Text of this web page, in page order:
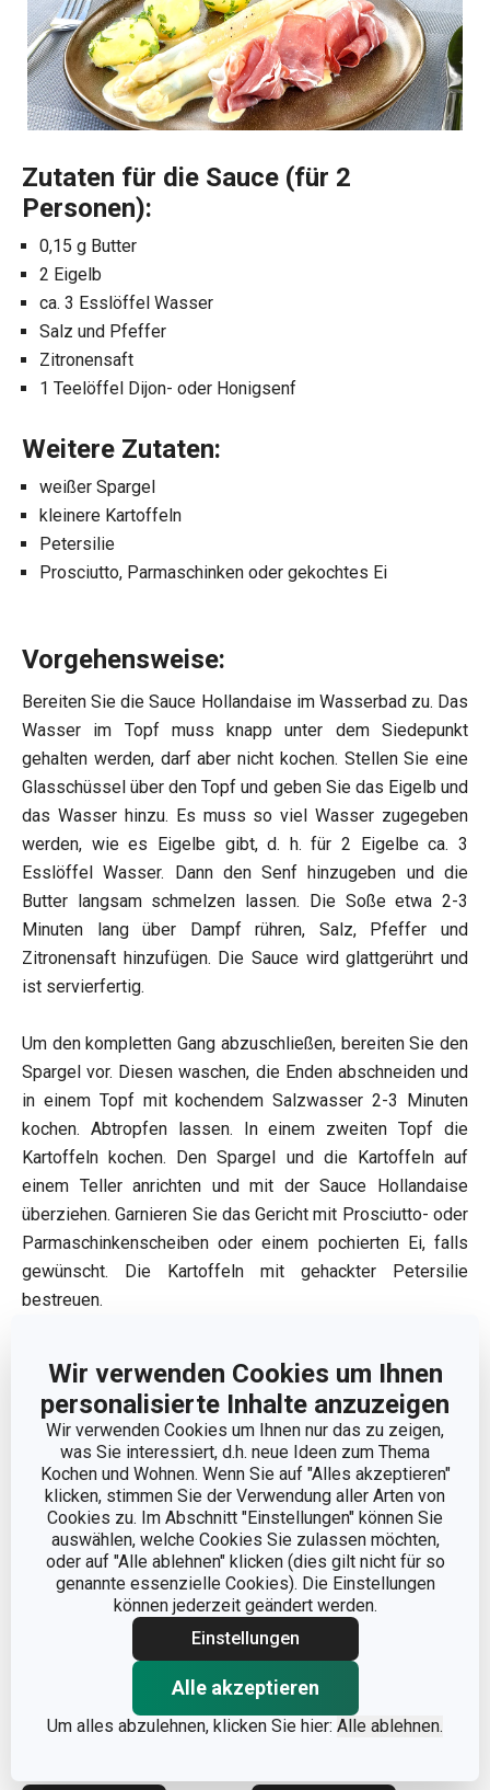
Wir verwenden Cookies um Ihnen
personalisierte Inhalte anzuzeigen
Wir verwenden Cookies um Ihnen nur das zu zeigen,
was Sie interessiert, d.h. neue Ideen zum Thema
Kochen und Wohnen. Wenn Sie auf "Alles akzeptieren"
klicken, stimmen Sie der Verwendung aller Arten von
Cookies zu. Im Abschnitt "Einstellungen" können Sie
auswählen, welche Cookies Sie zulassen möchten,
oder auf "Alle ablehnen" klicken (dies gilt nicht für so
genannte essenzielle Cookies). Die Einstellungen
können jederzeit geändert werden.
Einstellungen
Alle akzeptieren
Um alles abzulehnen, klicken Sie hier: Alle ablehnen.
Zutaten für die Sauce (für 2
Personen):
0,15 g Butter
2 Eigelb
ca. 3 Esslöffel Wasser
Salz und Pfeffer
Zitronensaft
1 Teelöffel Dijon- oder Honigsenf
Weitere Zutaten:
weißer Spargel
kleinere Kartoffeln
Petersilie
Prosciutto, Parmaschinken oder gekochtes Ei
Vorgehensweise:
Bereiten Sie die Sauce Hollandaise im Wasserbad zu. Das
Wasser im Topf muss knapp unter dem Siedepunkt
gehalten werden, darf aber nicht kochen. Stellen Sie eine
Glasschüssel über den Topf und geben Sie das Eigelb und
das Wasser hinzu. Es muss so viel Wasser zugegeben
werden, wie es Eigelbe gibt, d. h. für 2 Eigelbe ca. 3
Esslöffel Wasser. Dann den Senf hinzugeben und die
Butter langsam schmelzen lassen. Die Soße etwa 2-3
Minuten lang über Dampf rühren, Salz, Pfeffer und
Zitronensaft hinzufügen. Die Sauce wird glattgerührt und
ist servierfertig.
Um den kompletten Gang abzuschließen, bereiten Sie den
Spargel vor. Diesen waschen, die Enden abschneiden und
in einem Topf mit kochendem Salzwasser 2-3 Minuten
kochen. Abtropfen lassen. In einem zweiten Topf die
Kartoffeln kochen. Den Spargel und die Kartoffeln auf
einem Teller anrichten und mit der Sauce Hollandaise
überziehen. Garnieren Sie das Gericht mit Prosciutto- oder
Parmaschinkenscheiben oder einem pochierten Ei, falls
gewünscht. Die Kartoffeln mit gehackter Petersilie
bestreuen.
Glasschüssel GIRO
11,90 €
Spiralförmiger
Schneebesen GrandCHEF
6,90 €